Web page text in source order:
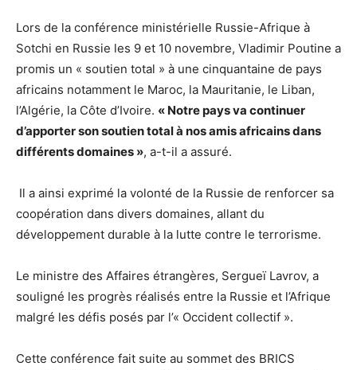
Lors de la conférence ministérielle Russie-Afrique à
Sotchi en Russie les 9 et 10 novembre, Vladimir Poutine a
promis un « soutien total » à une cinquantaine de pays
africains notamment le Maroc, la Mauritanie, le Liban,
l’Algérie, la Côte d’Ivoire. « Notre pays va continuer
d’apporter son soutien total à nos amis africains dans
différents domaines », a-t-il a assuré.
Il a ainsi exprimé la volonté de la Russie de renforcer sa
coopération dans divers domaines, allant du
développement durable à la lutte contre le terrorisme.
Le ministre des Affaires étrangères, Sergueï Lavrov, a
souligné les progrès réalisés entre la Russie et l’Afrique
malgré les défis posés par l’« Occident collectif ».
Cette conférence fait suite au sommet des BRICS